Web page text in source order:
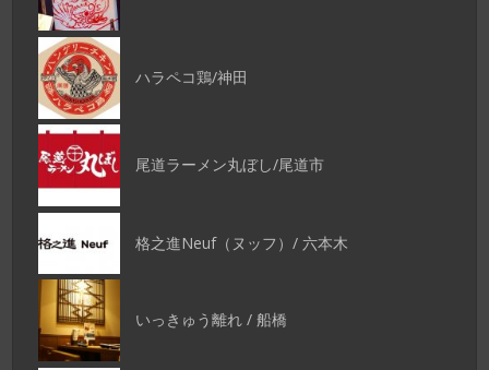
ハラペコ鶏/神田
尾道ラーメン丸ぼし/尾道市
格之進Neuf（ヌッフ）/ 六本木
いっきゅう離れ / 船橋